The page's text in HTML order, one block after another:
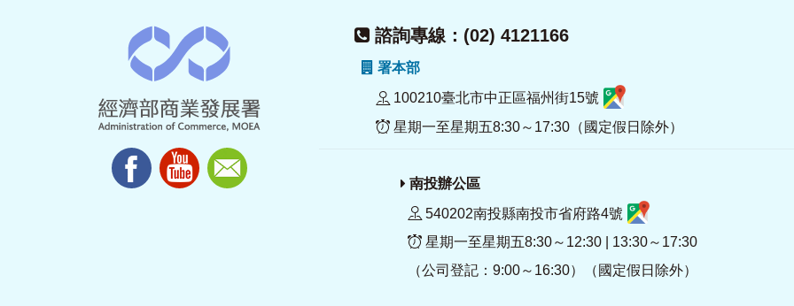
諮詢專線：(02) 4121166
署本部
100210臺北市中正區福州街15號
星期一至星期五8:30～17:30（國定假日除外）
南投辦公區
540202南投縣南投市省府路4號
星期一至星期五8:30～12:30 | 13:30～17:30
（公司登記：9:00～16:30）（國定假日除外）